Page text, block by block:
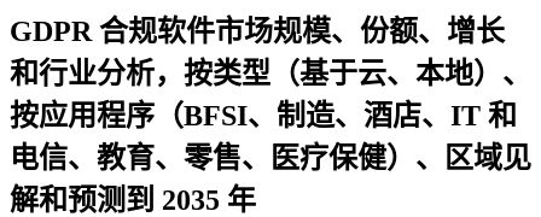
GDPR 合规软件市场规模、份额、增长
和行业分析，按类型（基于云、本地）、
按应用程序（BFSI、制造、酒店、I​​T 和
电信、教育、零售、医疗保健）、区域见
解和预测到 2035 年